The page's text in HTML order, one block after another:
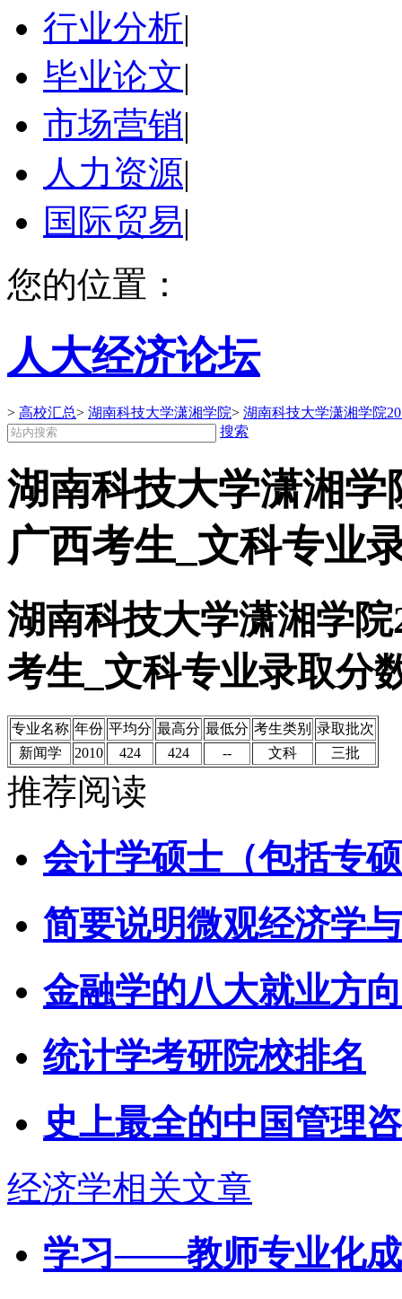
行业分析|
毕业论文|
市场营销|
人力资源|
国际贸易|
您的位置：
人大经济论坛
> 高校汇总> 湖南科技大学潇湘学院> 湖南科技大学潇湘学院
搜索
湖南科技大学潇湘学
广西考生_文科专业
湖南科技大学潇湘学
考生_文科专业录取分
专业名称 年份 平均分 最高分 最低分 考生类别 录取批次
新闻学
2010 424 424 -- 文科 三批
推荐阅读
会计学硕士（包括专
简要说明微观经济学
金融学的八大就业方
统计学考研院校排名
史上最全的中国管理
经济学相关文章
学习――教师专业化成